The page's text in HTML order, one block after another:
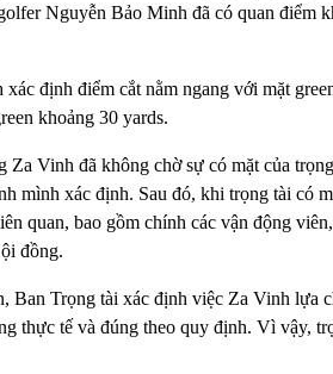
Nguyễn Bảo Minh đã có quan điểm
định điểm cắt nằm ngang với mặt
khoảng 30 yards.
Za Vinh đã không chờ sự có mặt của
mình xác định. Sau đó, khi trọng tài có
quan, bao gồm chính các vận động
đồng.
Ban Trọng tài xác định việc Za Vinh lựa
thực tế và đúng theo quy định. Vì vậy,